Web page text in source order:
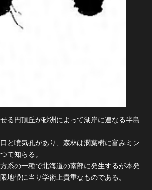
る円頂丘が砂洲によって湖岸に連なる半島
と噴気孔があり、森林は濶葉樹に富みミン
て知らる。
系の一種で北海道の南部に発生するが本発
地帶に当り学術上貴重なものである。